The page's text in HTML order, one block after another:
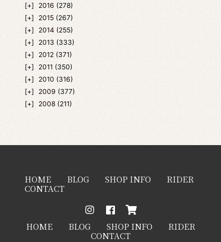
2016 (278)
2015 (267)
2014 (255)
2013 (333)
2012 (371)
2011 (350)
2010 (316)
2009 (377)
2008 (211)
HOME BLOG SHOP INFO RIDER
CONTACT
HOME BLOG SHOP INFO RIDER
CONTACT